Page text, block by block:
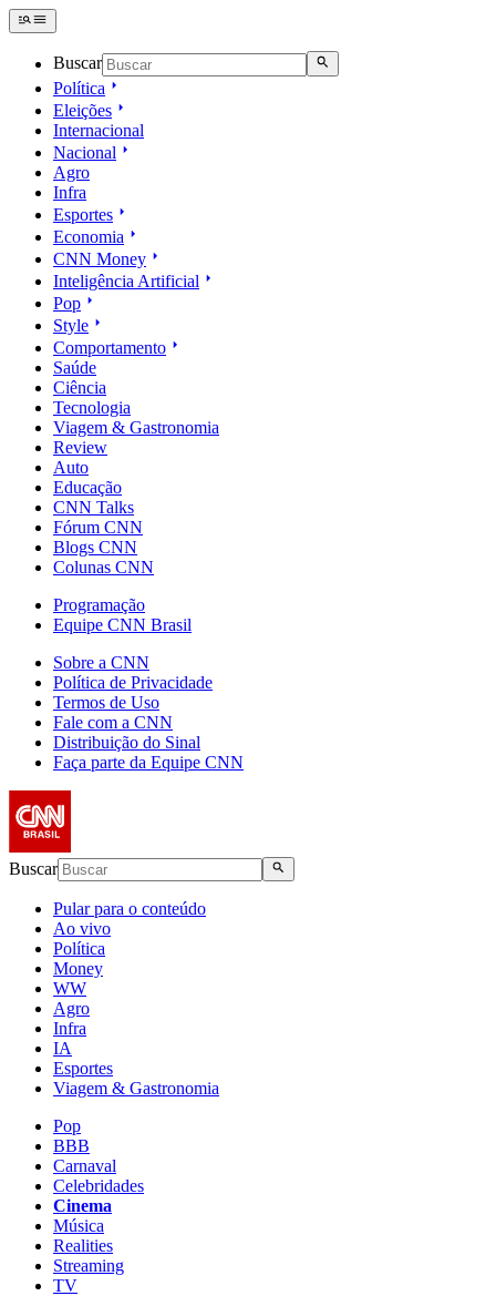
Buscar
Política
Eleições
Internacional
Nacional
Agro
Infra
Esportes
Economia
CNN Money
Inteligência Artificial
Pop
Style
Comportamento
Saúde
Ciência
Tecnologia
Viagem & Gastronomia
Review
Auto
Educação
CNN Talks
Fórum CNN
Blogs CNN
Colunas CNN
Programação
Equipe CNN Brasil
Sobre a CNN
Política de Privacidade
Termos de Uso
Fale com a CNN
Distribuição do Sinal
Faça parte da Equipe CNN
Buscar
Pular para o conteúdo
Ao vivo
Política
Money
WW
Agro
Infra
IA
Esportes
Viagem & Gastronomia
Pop
BBB
Carnaval
Celebridades
Cinema
Música
Realities
Streaming
TV